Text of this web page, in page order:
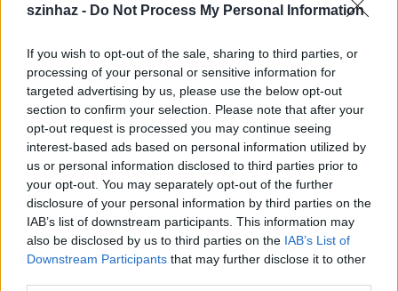
szinhaz - Do Not Process My Personal Information
If you wish to opt-out of the sale, sharing to third parties, or
processing of your personal or sensitive information for
targeted advertising by us, please use the below opt-out
section to confirm your selection. Please note that after your
opt-out request is processed you may continue seeing
interest-based ads based on personal information utilized by
us or personal information disclosed to third parties prior to
your opt-out. You may separately opt-out of the further
disclosure of your personal information by third parties on the
IAB’s list of downstream participants. This information may
also be disclosed by us to third parties on the IAB’s List of
Downstream Participants that may further disclose it to other
erre?
Szervét Tibor:Nem tudom, hogy hasonlít-e bármi is
ehhez. De szerintem nem is tartótisztet játszom.
Legalábbis minden törekvésem arra irányul, hogy
kiderüljön, hogy ez a férfi a lebukástól való rettegés
által vezérelve csinálja végig ezt a történetet. Nyilván
nem véletlenül pont az a pillanat van megragadva a
Tartótiszt életéből, amikor egy őt magát súlyosan
kompromittáló fényképet hajkurász, és ő ennek
érdekében tönkretesz egy csapatot, több embert,
több családot. Ez a férfi borzalmasan törekszik arra,
hogy megnyerje ezt a harcot, és a foglalkozásából,
hivatásából fakadóan a saját eszközeit használja
arra, hogy mentse magát: zsarolás, beszervezés,